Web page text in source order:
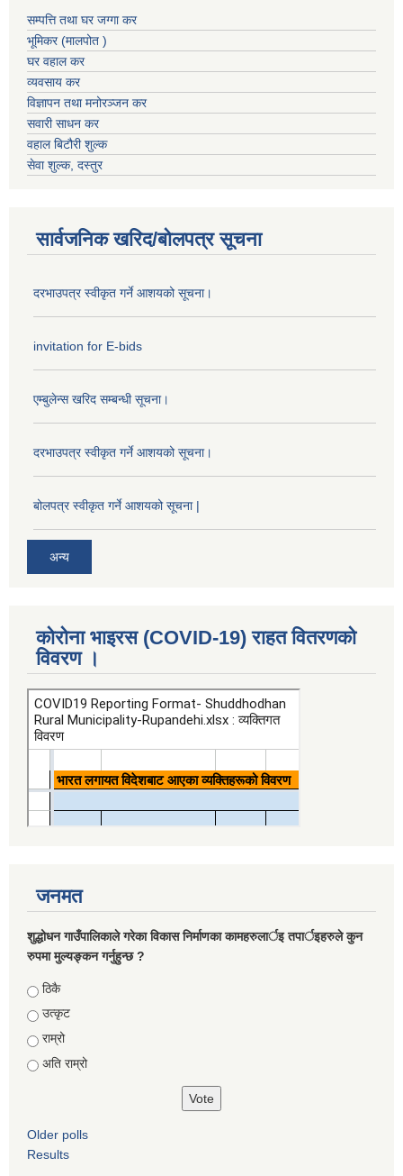
सम्पत्ति तथा घर जग्गा कर
भूमिकर (मालपोत )
घर वहाल कर
व्यवसाय कर
विज्ञापन तथा मनोरञ्जन कर
सवारी साधन कर
वहाल बिटौरी शुल्क
सेवा शुल्क, दस्तुर
सार्वजनिक खरिद/बोलपत्र सूचना
दरभाउपत्र स्वीकृत गर्ने आशयको सूचना।
invitation for E-bids
एम्बुलेन्स खरिद सम्बन्धी सूचना।
दरभाउपत्र स्वीकृत गर्ने आशयको सूचना।
बोलपत्र स्वीकृत गर्ने आशयको सूचना |
अन्य
कोरोना भाइरस (COVID-19) राहत वितरणको
विवरण ।
जनमत
शुद्धोधन गाउँपालिकाले गरेका विकास निर्माणका कामहरुलार्इ तपार्इहरुले कुन
रुपमा मुल्यङ्कन गर्नुहुन्छ ?
Choices
ठिकै
उत्कृट
राम्रो
अति राम्रो
Older polls
Results